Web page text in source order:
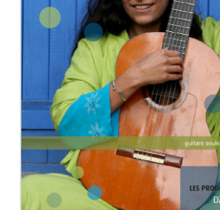
AUTRES PRODUITS